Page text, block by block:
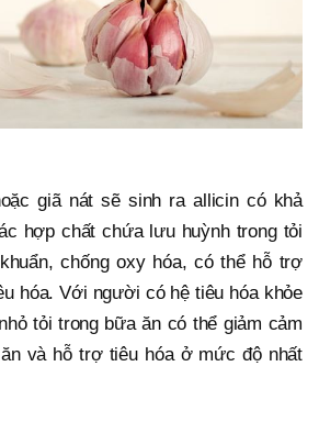
giã nát sẽ sinh ra allicin có khả
hợp chất chứa lưu huỳnh trong tỏi
chống oxy hóa, có thể hỗ trợ
hóa. Với người có hệ tiêu hóa khỏe
tỏi trong bữa ăn có thể giảm cảm
và hỗ trợ tiêu hóa ở mức độ nhất